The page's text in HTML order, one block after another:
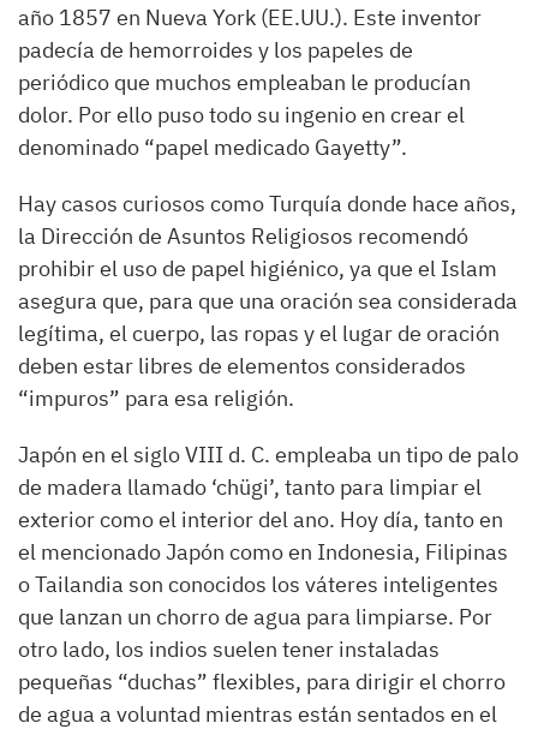
año 1857 en Nueva York (EE.UU.). Este inventor
padecía de hemorroides y los papeles de
periódico que muchos empleaban le producían
dolor. Por ello puso todo su ingenio en crear el
denominado “papel medicado Gayetty”.
Hay casos curiosos como Turquía donde hace años,
la Dirección de Asuntos Religiosos recomendó
prohibir el uso de papel higiénico, ya que el Islam
asegura que, para que una oración sea considerada
legítima, el cuerpo, las ropas y el lugar de oración
deben estar libres de elementos considerados
“impuros” para esa religión.
Japón en el siglo VIII d. C. empleaba un tipo de palo
de madera llamado ‘chügi’, tanto para limpiar el
exterior como el interior del ano. Hoy día, tanto en
el mencionado Japón como en Indonesia, Filipinas
o Tailandia son conocidos los váteres inteligentes
que lanzan un chorro de agua para limpiarse. Por
otro lado, los indios suelen tener instaladas
pequeñas “duchas” flexibles, para dirigir el chorro
de agua a voluntad mientras están sentados en el